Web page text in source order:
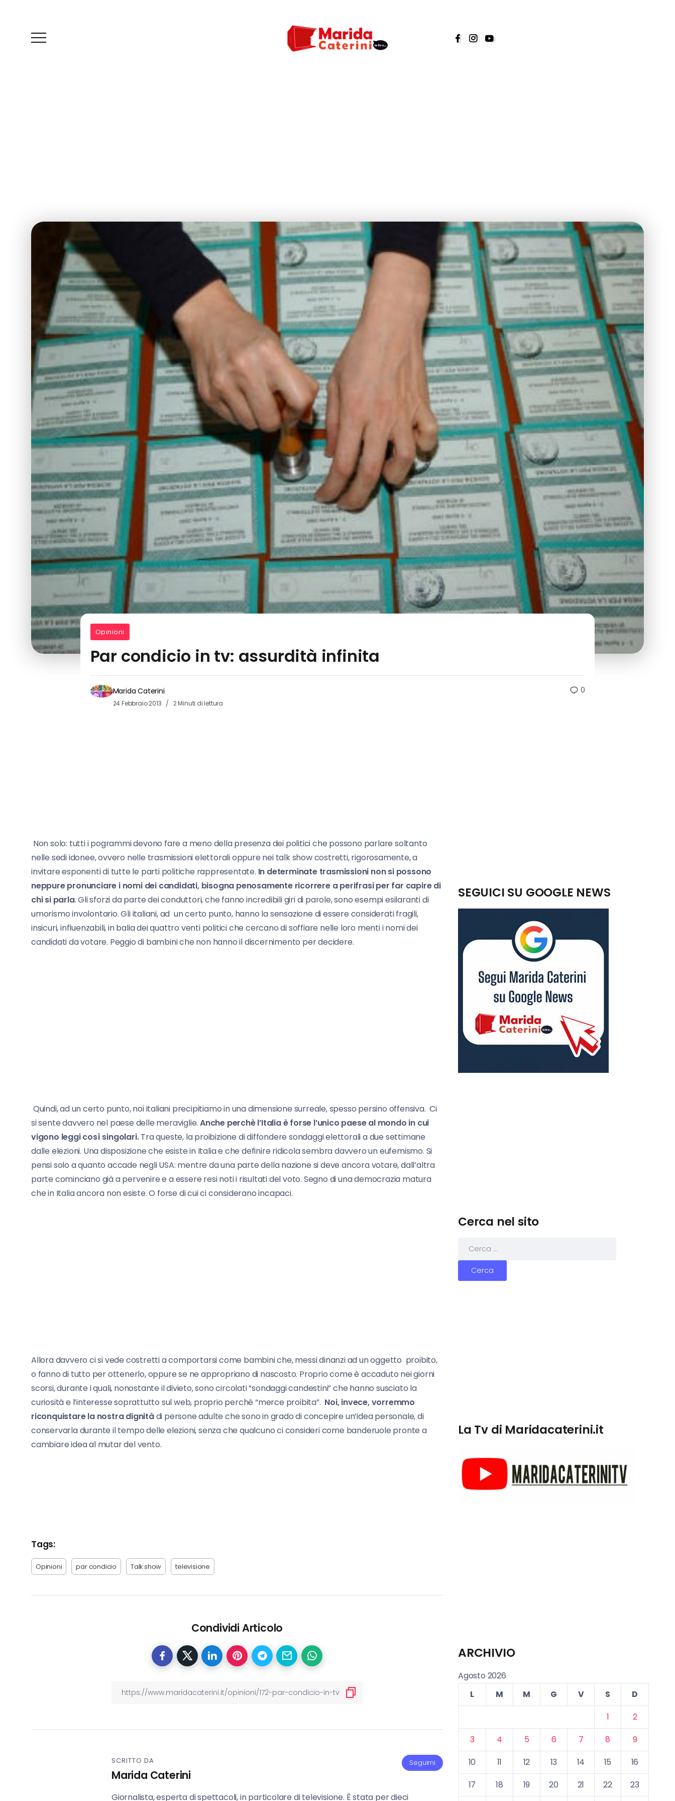
Opinioni
Par condicio in tv: assurdità infinita
Marida Caterini
24 Febbraio 2013 2 Minuti di lettura
0
Non solo: tutti i pogrammi devono fare a meno della presenza dei politici che possono parlare soltanto
nelle sedi idonee, ovvero nelle trasmissioni elettorali oppure nei talk show costretti, rigorosamente, a
invitare esponenti di tutte le parti politiche rappresentate. In determinate trasmissioni non si possono
neppure pronunciare i nomi dei candidati, bisogna penosamente ricorrere a perifrasi per far capire di
chi si parla. Gli sforzi da parte dei conduttori, che fanno incredibili giri di parole, sono esempi esilaranti di
umorismo involontario. Gli italiani, ad un certo punto, hanno la sensazione di essere considerati fragili,
insicuri, influenzabili, in balia dei quattro venti politici che cercano di soffiare nelle loro menti i nomi dei
candidati da votare. Peggio di bambini che non hanno il discernimento per decidere.
Quindi, ad un certo punto, noi italiani precipitiamo in una dimensione surreale, spesso persino offensiva. Ci
si sente davvero nel paese delle meraviglie. Anche perchè l’Italia è forse l’unico paese al mondo in cui
vigono leggi così singolari.Tra queste, la proibizione di diffondere sondaggi elettorali a due settimane
dalle elezioni. Una disposizione che esiste in Italia e che definire ridicola sembra davvero un eufemismo. Si
pensi solo a quanto accade negli USA: mentre da una parte della nazione si deve ancora votare, dall’altra
parte cominciano già a pervenire e a essere resi noti i risultati del voto. Segno di una democrazia matura
che in Italia ancora non esiste. O forse di cui ci considerano incapaci.
Allora davvero ci si vede costretti a comportarsi come bambini che, messi dinanzi ad un oggetto proibito,
o fanno di tutto per ottenerlo, oppure se ne appropriano di nascosto. Proprio come è accaduto nei giorni
scorsi, durante i quali, nonostante il divieto, sono circolati “sondaggi candestini” che hanno susciato la
curiosità e l’interesse soprattutto sul web, proprio perchè “merce proibita”. Noi, invece, vorremmo
riconquistare la nostra dignitàdi persone adulte che sono in grado di concepire un’idea personale, di
conservarla durante il tempo delle elezioni, senza che qualcuno ci consideri come banderuole pronte a
cambiare idea al mutar del vento.
Tags:
Opinioni par condicio Talk show televisione
Condividi Articolo
Seguimi
SCRITTO DA
Marida Caterini
Giornalista, esperta di spettacoli, in particolare di televisione. È stata per dieci
SEGUICI SU GOOGLE NEWS
Cerca nel sito
La Tv di Maridacaterini.it
ARCHIVIO
Agosto 2026
L
M M G V S
D
1
2
3
4 5 6 7 8
9
10
11 12 13 14 15
16
17
18 19 20 21 22 23